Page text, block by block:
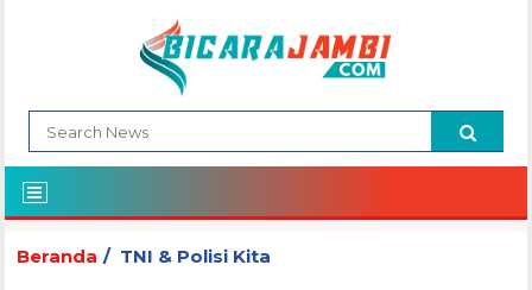
Beranda TNI & Polisi Kita